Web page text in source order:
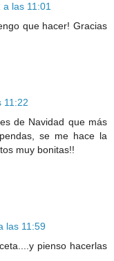
a las 11:01
que hacer! Gracias
11:22
de Navidad que más
se me hace la
muy bonitas!!
las 11:59
pienso hacerlas